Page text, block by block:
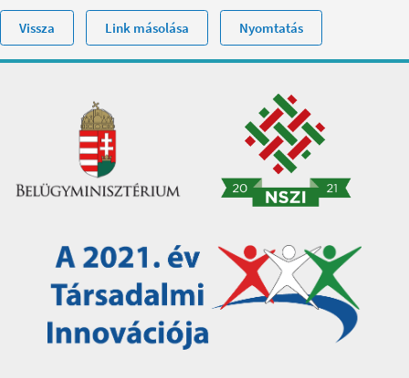
Vissza Link másolása Nyomtatás